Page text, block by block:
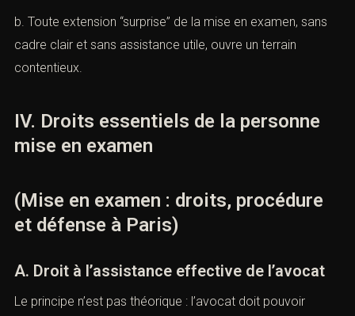
b. Toute extension “surprise” de la mise en examen, sans
cadre clair et sans assistance utile, ouvre un terrain
contentieux.
IV. Droits essentiels de la personne
mise en examen
(Mise en examen : droits, procédure
et défense à Paris)
A. Droit à l’assistance effective de l’avocat
Le principe n’est pas théorique : l’avocat doit pouvoir